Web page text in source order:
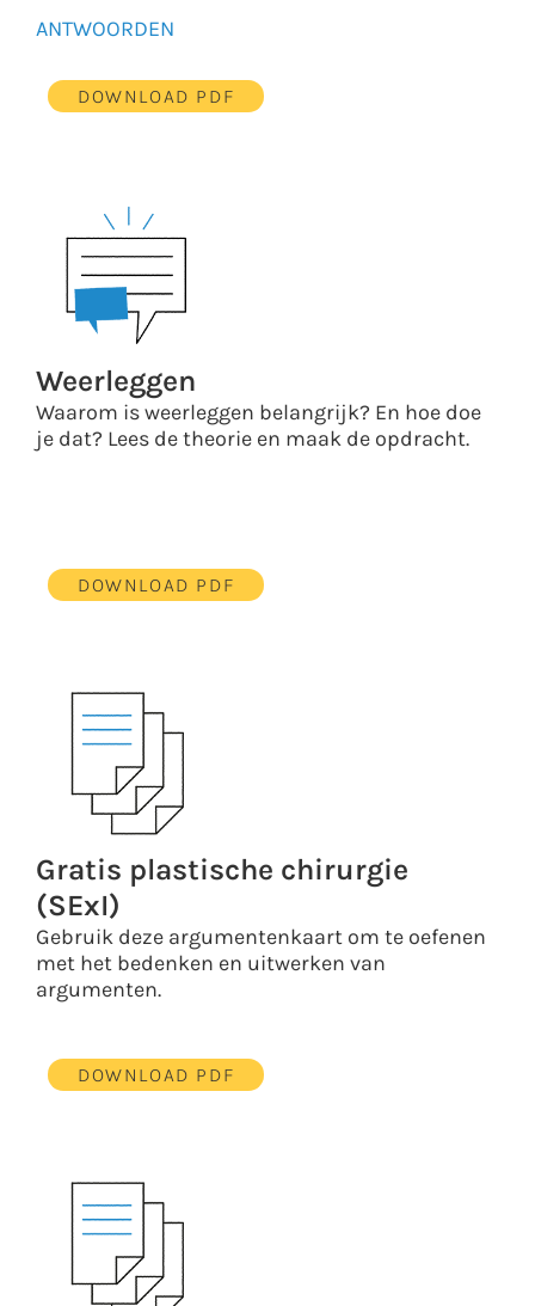
ANTWOORDEN
DOWNLOAD PDF
Weerleggen
Waarom is weerleggen belangrijk? En hoe doe
je dat? Lees de theorie en maak de opdracht.
DOWNLOAD PDF
Gratis plastische chirurgie
(SExI)
Gebruik deze argumentenkaart om te oefenen
met het bedenken en uitwerken van
argumenten.
DOWNLOAD PDF